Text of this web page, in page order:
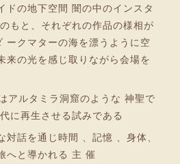
ドの地下空間 闇の中のインスタ
もと、それぞれの作品の様相が
ークマターの海を漂うように空
来の光を感じ取りながら会場を
アルタミラ洞窟のような 神聖で
に再生させる試みである
話を通じ時間 、記憶 、身体、
へと導かれる 主 催